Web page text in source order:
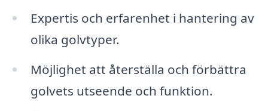
Expertis och erfarenhet i hantering av
olika golvtyper.
Möjlighet att återställa och förbättra
golvets utseende och funktion.